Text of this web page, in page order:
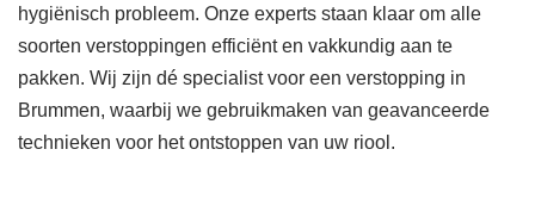
hygiënisch probleem. Onze experts staan klaar om alle
soorten verstoppingen efficiënt en vakkundig aan te
pakken. Wij zijn dé specialist voor een verstopping in
Brummen, waarbij we gebruikmaken van geavanceerde
technieken voor het ontstoppen van uw riool.